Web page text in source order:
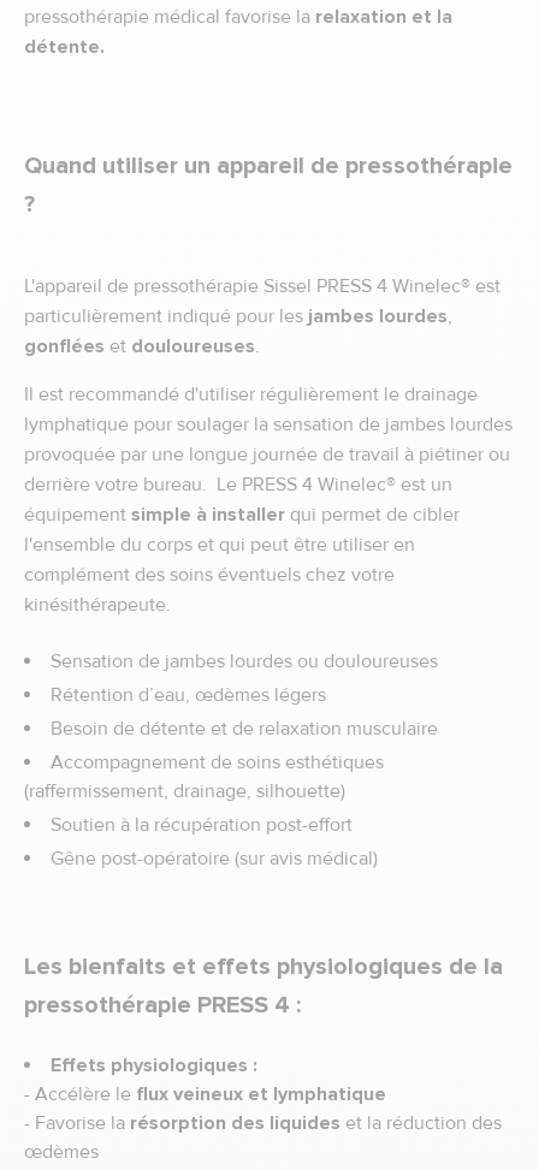
pressothérapie médical favorise la relaxation et la
détente.
Quand utiliser un appareil de pressothérapie
?
L'appareil de pressothérapie Sissel PRESS 4 Winelec® est
particulièrement indiqué pour les jambes lourdes,
gonflées et douloureuses.
Il est recommandé d'utiliser régulièrement le drainage
lymphatique pour soulager la sensation de jambes lourdes
provoquée par une longue journée de travail à piétiner ou
derrière votre bureau. Le PRESS 4 Winelec® est un
équipement simple à installer qui permet de cibler
l'ensemble du corps et qui peut être utiliser en
complément des soins éventuels chez votre
kinésithérapeute.
Sensation de jambes lourdes ou douloureuses
Rétention d’eau, œdèmes légers
Besoin de détente et de relaxation musculaire
Accompagnement de soins esthétiques
(raffermissement, drainage, silhouette)
Soutien à la récupération post-effort
Gêne post-opératoire (sur avis médical)
Les bienfaits et effets physiologiques de la
pressothérapie PRESS 4 :
Effets physiologiques :
- Accélère le flux veineux et lymphatique
- Favorise la résorption des liquides et la réduction des
œdèmes